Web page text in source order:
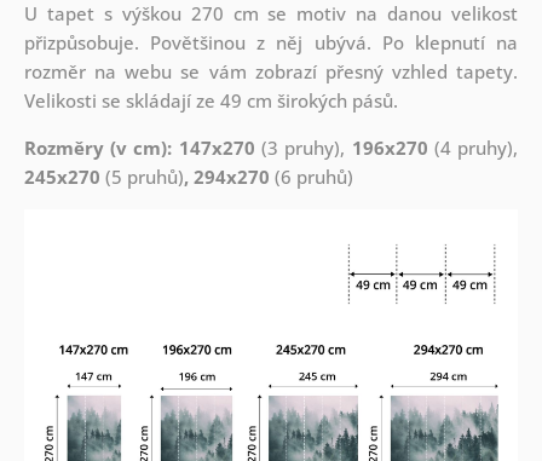
U tapet s výškou 270 cm se motiv na danou velikost
přizpůsobuje. Povětšinou z něj ubývá. Po klepnutí na
rozměr na webu se vám zobrazí přesný vzhled tapety.
Velikosti se skládají ze 49 cm širokých pásů.
Rozměry (v cm): 147x270 (3 pruhy), 196x270 (4 pruhy),
245x270 (5 pruhů), 294x270 (6 pruhů)